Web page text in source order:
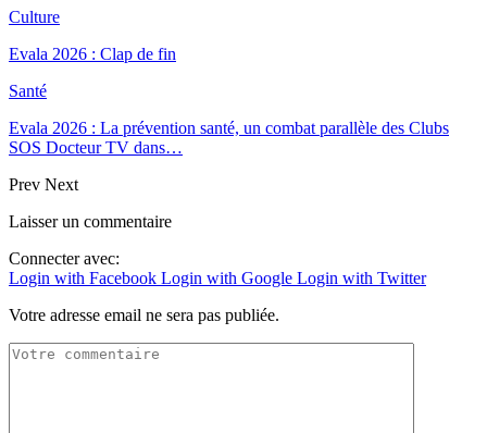
Culture
Evala 2026 : Clap de fin
Santé
Evala 2026 : La prévention santé, un combat parallèle des Clubs
SOS Docteur TV dans…
Prev Next
Laisser un commentaire
Connecter avec:
Login with Facebook Login with Google Login with Twitter
Votre adresse email ne sera pas publiée.